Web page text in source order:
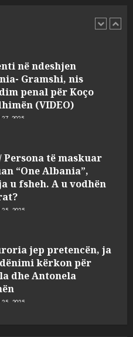
të pajustifikuar
në ndeshjen
Gramshi, nis
penal për Koço
(VIDEO)
2025
Persona të maskuar
“One Albania”,
u fsheh. A u vodhën
25, 2025
jep pretencën, ja
kërkon për
dhe Antonela
25, 2025